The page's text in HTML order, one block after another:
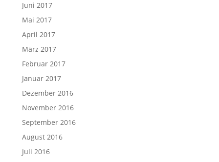
Juni 2017
Mai 2017
April 2017
März 2017
Februar 2017
Januar 2017
Dezember 2016
November 2016
September 2016
August 2016
Juli 2016